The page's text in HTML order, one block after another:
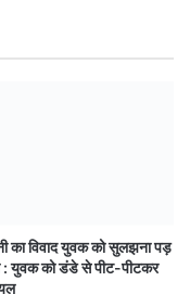
का विवाद युवक को सुलझना पड़
: युवक को डंडे से पीट-पीटकर